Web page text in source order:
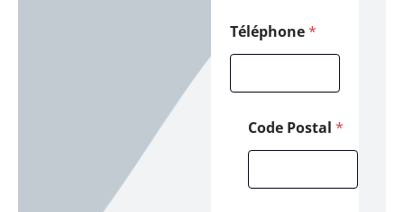
Téléphone*
Code Postal *